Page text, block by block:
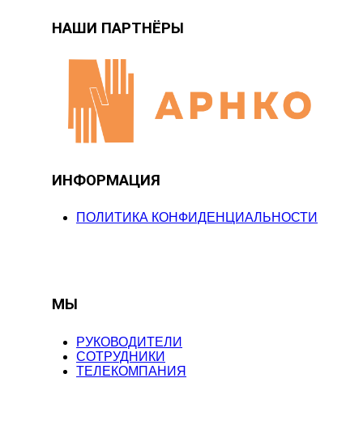
НАШИ ПАРТНЁРЫ
ИНФОРМАЦИЯ
ПОЛИТИКА КОНФИДЕНЦИАЛЬНОСТИ
МЫ
РУКОВОДИТЕЛИ
СОТРУДНИКИ
ТЕЛЕКОМПАНИЯ